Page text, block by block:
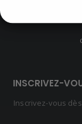
INSCRIVEZ-
Inscrivez-vous